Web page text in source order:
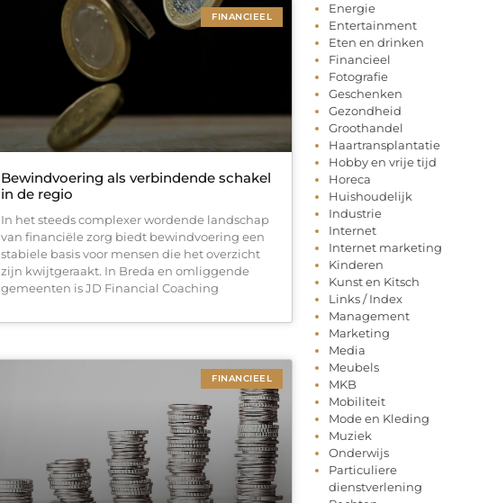
FINANCIEEL
Bewindvoering als verbindende schakel
in de regio
In het steeds complexer wordende landschap
van financiële zorg biedt bewindvoering een
stabiele basis voor mensen die het overzicht
zijn kwijtgeraakt. In Breda en omliggende
gemeenten is JD Financial Coaching
FINANCIEEL
Energie
Entertainment
Eten en drinken
Financieel
Fotografie
Geschenken
Gezondheid
Groothandel
Haartransplantatie
Hobby en vrije tijd
Horeca
Huishoudelijk
Industrie
Internet
Internet marketing
Kinderen
Kunst en Kitsch
Links / Index
Management
Marketing
Media
Meubels
MKB
Mobiliteit
Mode en Kleding
Muziek
Onderwijs
Particuliere
dienstverlening